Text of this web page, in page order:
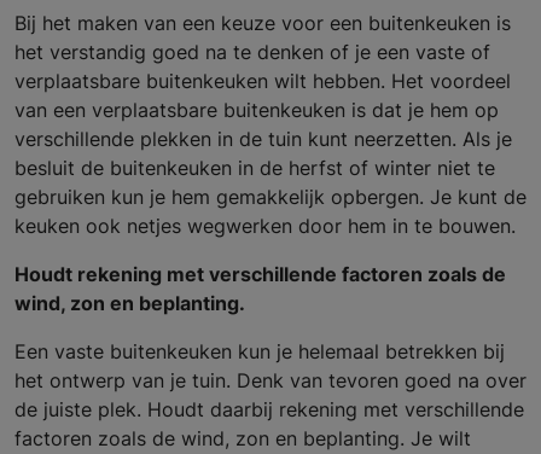
Bij het maken van een keuze voor een buitenkeuken is
het verstandig goed na te denken of je een vaste of
verplaatsbare buitenkeuken wilt hebben. Het voordeel
van een verplaatsbare buitenkeuken is dat je hem op
verschillende plekken in de tuin kunt neerzetten. Als je
besluit de buitenkeuken in de herfst of winter niet te
gebruiken kun je hem gemakkelijk opbergen. Je kunt de
keuken ook netjes wegwerken door hem in te bouwen.
Houdt rekening met verschillende factoren zoals de
wind, zon en beplanting.
Een vaste buitenkeuken kun je helemaal betrekken bij
het ontwerp van je tuin. Denk van tevoren goed na over
de juiste plek. Houdt daarbij rekening met verschillende
factoren zoals de wind, zon en beplanting. Je wilt